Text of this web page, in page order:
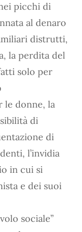
picchi di
al denaro
distrutti,
la perdita del
solo per
le donne, la
di
di
l’invidia
in cui si
e dei suoi
sociale”